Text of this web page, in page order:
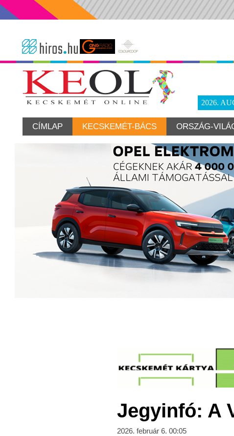
2026.
CÍMLAP KECSKEMÉT-BÁCS ORSZÁG-
Jegyinfó: A
2026. február 6. 00:05